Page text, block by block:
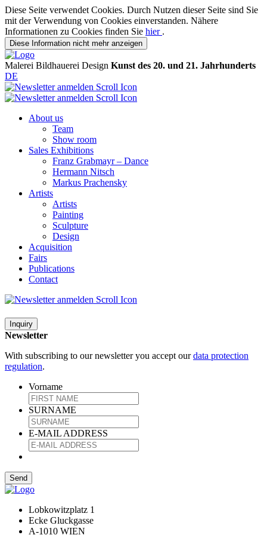
Diese Seite verwendet Cookies. Durch Nutzen dieser Seite sind Sie
mit der Verwendung von Cookies einverstanden. Nähere
Informationen zu Cookies finden Sie hier .
Diese Information nicht mehr anzeigen
Malerei Bildhauerei Design Kunst des 20. und 21. Jahrhunderts
DE
About us
Team
Show room
Sales Exhibitions
Franz Grabmayr – Dance
Hermann Nitsch
Markus Prachensky
Artists
Artists
Painting
Sculpture
Design
Acquisition
Fairs
Publications
Contact
Inquiry
Newsletter
With subscribing to our newsletter you accept ourdata protection
regulation.
Vorname
SURNAME
E-MAIL ADDRESS
Lobkowitzplatz 1
Ecke Gluckgasse
A-1010 WIEN